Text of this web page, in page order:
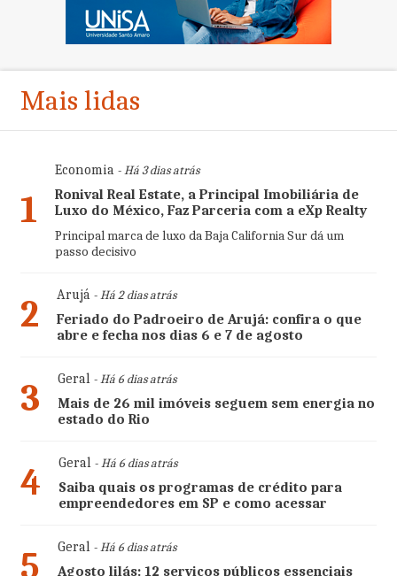
Mais lidas
1
Economia- Há 3 dias atrás
Ronival Real Estate, a Principal Imobiliária de
Luxo do México, Faz Parceria com a eXp Realty
Principal marca de luxo da Baja California Sur dá um
passo decisivo
2 Arujá- Há 2 dias atrás
Feriado do Padroeiro de Arujá: confira o que
abre e fecha nos dias 6 e 7 de agosto
3 Geral- Há 6 dias atrás
Mais de 26 mil imóveis seguem sem energia no
estado do Rio
4 Geral- Há 6 dias atrás
Saiba quais os programas de crédito para
empreendedores em SP e como acessar
5 Geral- Há 6 dias atrás
Agosto lilás: 12 serviços públicos essenciais